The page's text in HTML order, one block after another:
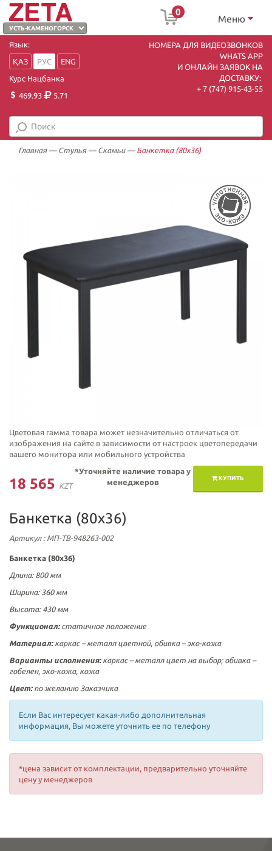
0
Меню
Язык:
ҚАЗ
РУС
ENG
Курс Нацбанка
469.93
5.71
НОМЕРА ДЛЯ ВИДЕОЗВОНКОВ
WHATS APP
И ОНЛАЙН ЗАЯВОК НА
ДОСТАВКУ:
+ 7 (747) 915-43-55
Главная— Стулья— Скамьи— Банкетка (80х36)
Цветовая гамма товара может незначительно отличаться от
изображения на сайте в зависимости от настроек цветопередачи
вашего монитора или мобильного устройства
18 565 KZT
КУПИТЬ
*Уточняйте наличие товара у
менеджеров
Банкетка (80х36)
Артикул: МП-ТВ-948263-002
Банкетка (80х36)
Длина: 800 мм
Ширина: 360 мм
Высота: 430 мм
Функционал:статичное положение
Материал: каркас – металл цветной, обивка – эко-кожа
Варианты исполнения: каркас – металл цвет на выбор; обивка –
гобелен, эко-кожа, кожа
Цвет:по желанию Заказчикa
Если Вас интересует какая-либо дополнительная
информация, Вы можете уточнить ее по телефону
*цена зависит от комплектации, предварительно уточняйте
цену у менеджеров